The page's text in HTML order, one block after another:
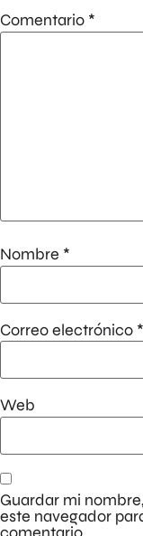
Comentario *
Nombre *
Correo electrónico *
Web
Guardar mi
este navegador